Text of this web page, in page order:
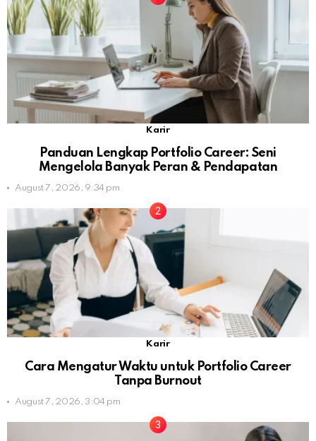
Karir
Panduan Lengkap Portfolio Career: Seni
Mengelola Banyak Peran & Pendapatan
August 7, 2026, 9:34 pm
Karir
Cara Mengatur Waktu untuk Portfolio Career
Tanpa Burnout
August 7, 2026, 3:04 pm